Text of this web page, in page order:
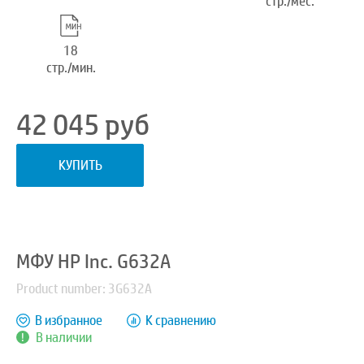
18
стр./мин.
42 045 руб
КУПИТЬ
МФУ HP Inc. G632A
Product number: 3G632A
В наличии
В избранное К сравнению